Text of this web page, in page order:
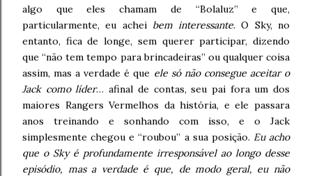
algo que eles chamam de “Bolaluz” e que,
particularmente, eu achei bem interessante. O Sky, no
entanto, fica de longe, sem querer participar, dizendo
que “não tem tempo para brincadeiras” ou qualquer coisa
assim, mas a verdade é que ele só não consegue aceitar o
Jack como líder… afinal de contas, seu pai fora um dos
maiores Rangers Vermelhos da história, e ele passara
anos treinando e sonhando com isso, e o Jack
simplesmente chegou e “roubou” a sua posição. Eu acho
que o Sky é profundamente irresponsável ao longo desse
episódio, mas a verdade é que, de modo geral, eu não